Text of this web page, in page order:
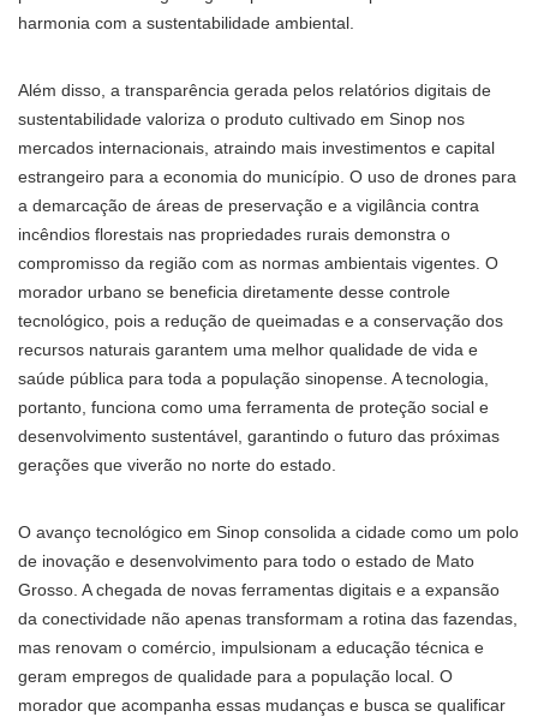
harmonia com a sustentabilidade ambiental.
Além disso, a transparência gerada pelos relatórios digitais de
sustentabilidade valoriza o produto cultivado em Sinop nos
mercados internacionais, atraindo mais investimentos e capital
estrangeiro para a economia do município. O uso de drones para
a demarcação de áreas de preservação e a vigilância contra
incêndios florestais nas propriedades rurais demonstra o
compromisso da região com as normas ambientais vigentes. O
morador urbano se beneficia diretamente desse controle
tecnológico, pois a redução de queimadas e a conservação dos
recursos naturais garantem uma melhor qualidade de vida e
saúde pública para toda a população sinopense. A tecnologia,
portanto, funciona como uma ferramenta de proteção social e
desenvolvimento sustentável, garantindo o futuro das próximas
gerações que viverão no norte do estado.
O avanço tecnológico em Sinop consolida a cidade como um polo
de inovação e desenvolvimento para todo o estado de Mato
Grosso. A chegada de novas ferramentas digitais e a expansão
da conectividade não apenas transformam a rotina das fazendas,
mas renovam o comércio, impulsionam a educação técnica e
geram empregos de qualidade para a população local. O
morador que acompanha essas mudanças e busca se qualificar